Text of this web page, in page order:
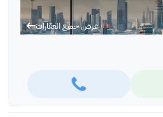
عرض جميع العقارات
Rent is Exclusive of municipality tax,
to